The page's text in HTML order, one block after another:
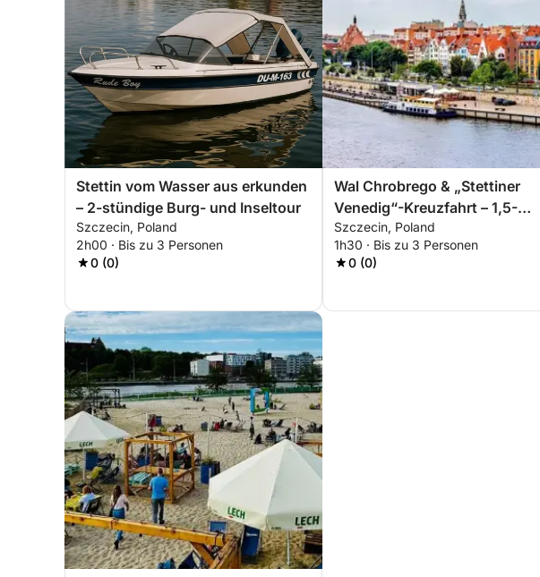
Stettin vom Wasser aus erkunden
– 2-stündige Burg- und Inseltour
Szczecin, Poland
2h00 · Bis zu 3 Personen
0 (0)
Wal Chrobrego & „Stettiner
Venedig“-Kreuzfahrt – 1,5-
stündiges malerisches Erlebnis
Szczecin, Poland
1h30 · Bis zu 3 Personen
0 (0)